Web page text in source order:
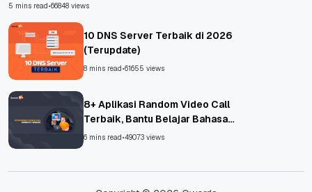
5 mins read•66848 views
10 DNS Server Terbaik di 2026
(Terupdate)
8 mins read•61655 views
8+ Aplikasi Random Video Call
Terbaik, Bantu Belajar Bahasa
Asing!
6 mins read•49073 views